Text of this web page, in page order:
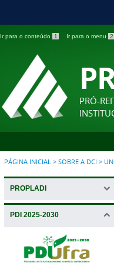
Ir para o conteúdo 1 Ir para o menu 2
PRÓ-
PÁGINA INICIAL > SOBRE A DCI >
PROPLADI
PDI 2025-2030